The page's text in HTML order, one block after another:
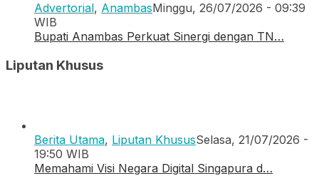
Advertorial, AnambasMinggu, 26/07/2026 - 09:39
WIB
Bupati Anambas Perkuat Sinergi dengan TN…
Liputan Khusus
Berita Utama, Liputan KhususSelasa, 21/07/2026 -
19:50 WIB
Memahami Visi Negara Digital Singapura d…